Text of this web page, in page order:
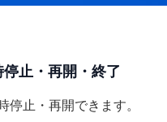
止・再開・終了
停止・再開できます。